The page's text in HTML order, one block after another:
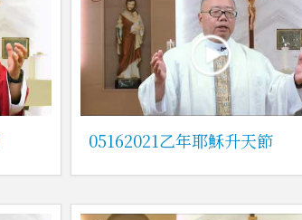
05162021乙年耶穌升天節